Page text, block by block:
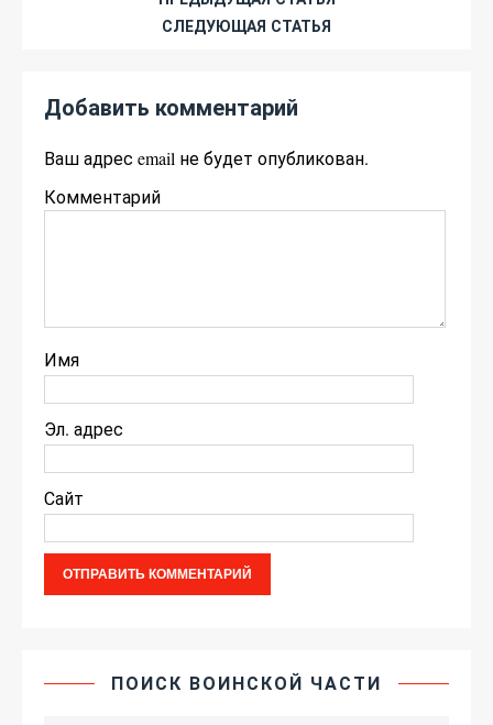
СЛЕДУЮЩАЯ СТАТЬЯ
Добавить комментарий
Ваш адрес email не будет опубликован.
Комментарий
Имя
Эл. адрес
Сайт
ПОИСК ВОИНСКОЙ ЧАСТИ